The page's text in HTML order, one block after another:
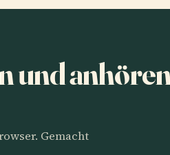
und
Gemacht